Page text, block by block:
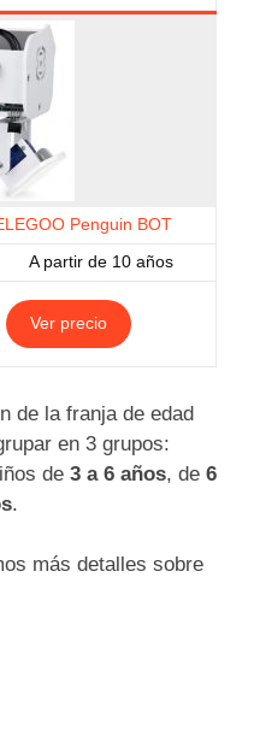
Penguin BOT
A partir de 10 años
Ver precio
de la franja de edad
en 3 grupos:
de 3 a 6 años, de 6
.
más detalles sobre